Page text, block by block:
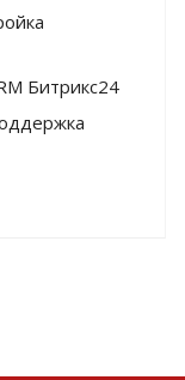
Битрикс24